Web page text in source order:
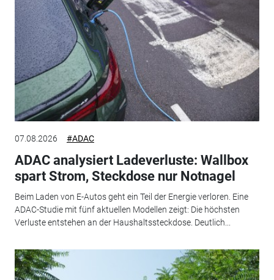
07.08.2026 #ADAC
ADAC analysiert Ladeverluste: Wallbox
spart Strom, Steckdose nur Notnagel
Beim Laden von E-Autos geht ein Teil der Energie verloren. Eine
ADAC-Studie mit fünf aktuellen Modellen zeigt: Die höchsten
Verluste entstehen an der Haushaltssteckdose. Deutlich...